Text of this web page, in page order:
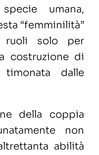
umana,
“femminilità”
ruoli solo per
costruzione di
dalle
della coppia
non
abilità